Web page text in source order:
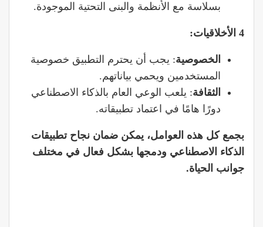
بسلاسة مع الأنظمة والبنى التحتية الموجودة.
4 الأخلاقيات:
الخصوصية: يجب أن يحترم التطبيق خصوصية
المستخدمين ويحمي بياناتهم.
الثقافة: يلعب الوعي العام بالذكاء الاصطناعي
دورًا هامًا في اعتماد تطبيقاته.
بجمع كل هذه العوامل، يمكن ضمان نجاح تطبيقات
الذكاء الاصطناعي ودمجها بشكل فعال في مختلف
جوانب الحياة.